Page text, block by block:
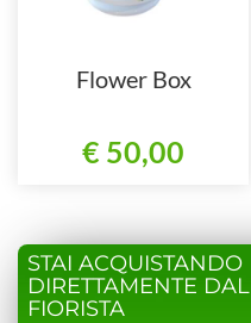
Flower Box
€ 50,00
STAI ACQUISTANDO
DIRETTAMENTE DAL
FIORISTA